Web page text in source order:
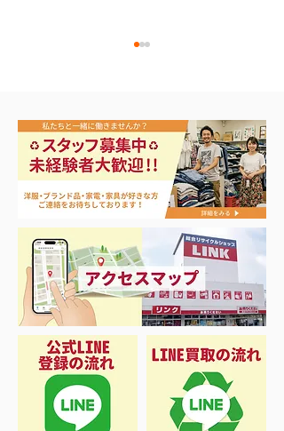
リール各種買取致しまし
た♡